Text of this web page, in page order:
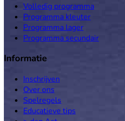
Volledig programma
Programma kleuter
Programma lager
Programma secundair
Informatie
Inschrijven
Over ons
Spelregels
Educatieve tips